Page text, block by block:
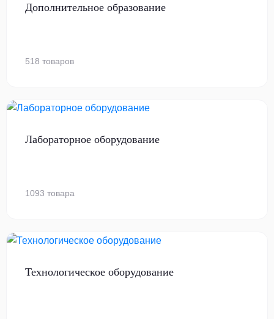
Дополнительное образование
518 товаров
Лабораторное оборудование
1093 товара
Технологическое оборудование